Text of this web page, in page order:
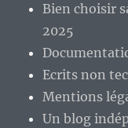
Bien choisir
2025
Ecrits non
Mentions
Un blog